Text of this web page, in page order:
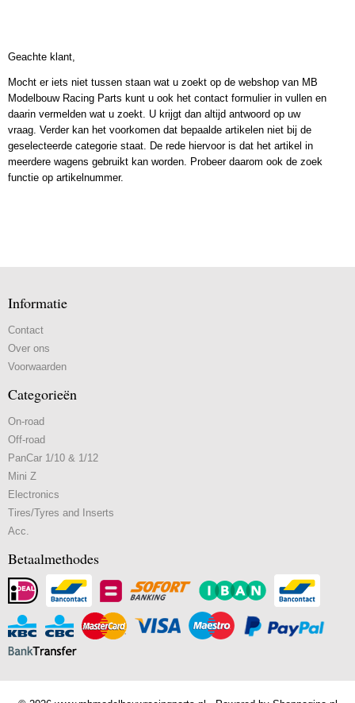
Geachte klant,
Mocht er iets niet tussen staan wat u zoekt op de webshop van MB
Modelbouw Racing Parts kunt u ook het contact formulier in vullen en
daarin vermelden wat u zoekt. U krijgt dan altijd antwoord op uw
vraag. Verder kan het voorkomen dat bepaalde artikelen niet bij de
geselecteerde categorie staat. De rede hiervoor is dat het artikel in
meerdere wagens gebruikt kan worden. Probeer daarom ook de zoek
functie op artikelnummer.
Informatie
Contact
Over ons
Voorwaarden
Categorieën
On-road
Off-road
PanCar 1/10 & 1/12
Mini Z
Electronics
Tires/Tyres and Inserts
Acc.
Betaalmethodes